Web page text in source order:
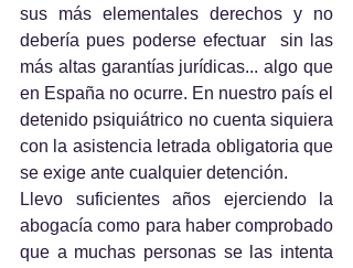
sus más elementales derechos y no
debería pues poderse efectuar  sin las
más altas garantías jurídicas... algo que
en España no ocurre. En nuestro país el
detenido psiquiátrico no cuenta siquiera
con la asistencia letrada obligatoria que
se exige ante cualquier detención.
Llevo suficientes años ejerciendo la
abogacía como para haber comprobado
que a muchas personas se las intenta